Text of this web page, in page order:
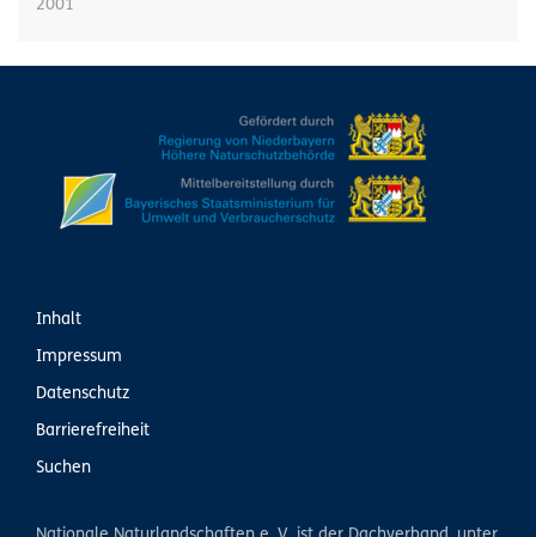
2001
Inhalt
Impressum
Datenschutz
Barrierefreiheit
Suchen